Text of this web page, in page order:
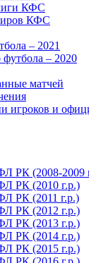
КФС
КФС
– 2021
футбола – 2020
матчей
игроков и
РК (2008-2009
РК (2010 г.р.)
РК (2011 г.р.)
РК (2012 г.р.)
РК (2013 г.р.)
РК (2014 г.р.)
РК (2015 г.р.)